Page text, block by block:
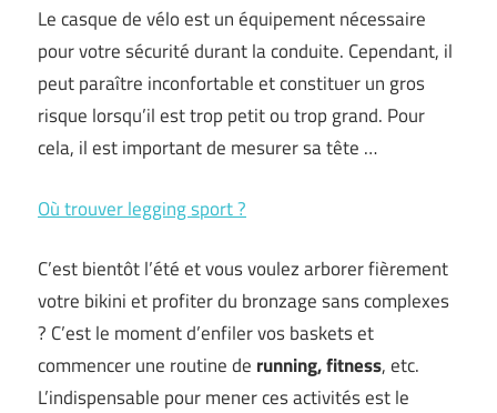
Le casque de vélo est un équipement nécessaire
pour votre sécurité durant la conduite. Cependant, il
peut paraître inconfortable et constituer un gros
risque lorsqu’il est trop petit ou trop grand. Pour
cela, il est important de mesurer sa tête …
Où trouver legging sport ?
C’est bientôt l’été et vous voulez arborer fièrement
votre bikini et profiter du bronzage sans complexes
? C’est le moment d’enfiler vos baskets et
commencer une routine de running, fitness, etc.
L’indispensable pour mener ces activités est le